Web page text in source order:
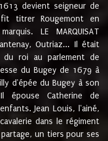
devient seigneur de
fit titrer Rougemont en
LE MARQUISAT
Outriaz... Il était
du roi au parlement de
du Bugey de 1679 à
d'épée du Bugey à son
épouse Catherine de
Jean Louis, l'ainé,
dans le régiment
un tiers pour ses